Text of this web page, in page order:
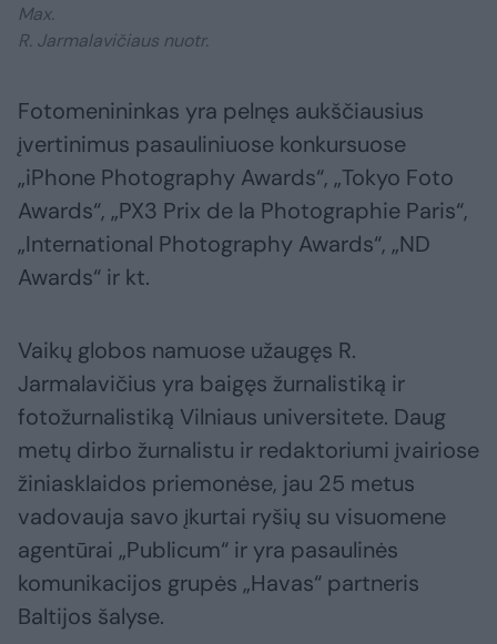
Max.
R. Jarmalavičiaus nuotr.
Fotomenininkas yra pelnęs aukščiausius
įvertinimus pasauliniuose konkursuose
„iPhone Photography Awards“, „Tokyo Foto
Awards“, „PX3 Prix de la Photographie Paris“,
„International Photography Awards“, „ND
Awards“ ir kt.
Vaikų globos namuose užaugęs R.
Jarmalavičius yra baigęs žurnalistiką ir
fotožurnalistiką Vilniaus universitete. Daug
metų dirbo žurnalistu ir redaktoriumi įvairiose
žiniasklaidos priemonėse, jau 25 metus
vadovauja savo įkurtai ryšių su visuomene
agentūrai „Publicum“ ir yra pasaulinės
komunikacijos grupės „Havas“ partneris
Baltijos šalyse.